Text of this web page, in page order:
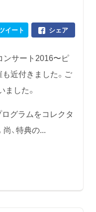
シェア
イート
ンサート2016〜ピ
近付きました。ご
した。
グラムをコレクタ
、特典の...